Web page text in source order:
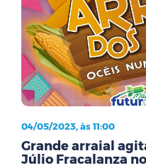
04/05/2023, às 11:00
Grande arraial
Júlio Fracalanza